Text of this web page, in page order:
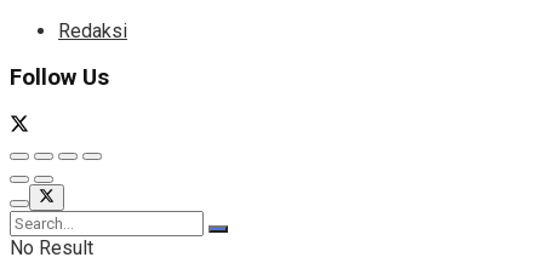
Redaksi
Follow Us
No Result